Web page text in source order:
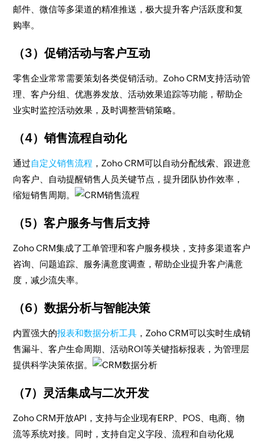
邮件、微信等多渠道的精准推送，极大提升客户活跃度和复
购率。
（3）促销活动与客户互动
零售企业常常需要策划各类促销活动。Zoho CRM支持活动管
理、客户分组、优惠券发放、活动效果追踪等功能，帮助企
业实时监控活动效果，及时调整营销策略。
（4）销售流程自动化
通过自定义销售流程 ，Zoho CRM可以自动分配线索、跟进意
向客户、自动提醒销售人员关键节点，提升团队协作效率，
缩短销售周期。
（5）客户服务与售后支持
Zoho CRM集成了工单管理和客户服务模块，支持多渠道客户
咨询、问题追踪、服务满意度调查，帮助企业提升客户满意
度，减少流失率。
（6）数据分析与智能决策
内置强大的报表和数据分析工具 ，Zoho CRM可以实时生成销
售漏斗、客户生命周期、活动ROI等关键指标报表，为管理层
提供科学决策依据。
（7）灵活集成与二次开发
Zoho CRM开放API，支持与企业现有ERP、POS、电商、物
流等系统对接。同时，支持自定义字段、流程和自动化规